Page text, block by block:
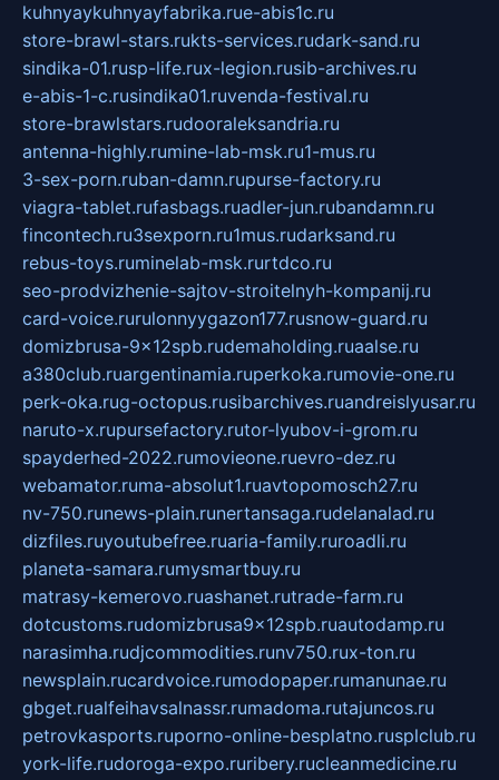
kuhnyaykuhnyayfabrika.rue-abis1c.ru
store-brawl-stars.rukts-services.rudark-sand.ru
sindika-01.rusp-life.rux-legion.rusib-archives.ru
e-abis-1-c.rusindika01.ruvenda-festival.ru
store-brawlstars.rudooraleksandria.ru
antenna-highly.rumine-lab-msk.ru1-mus.ru
3-sex-porn.ruban-damn.rupurse-factory.ru
viagra-tablet.rufasbags.ruadler-jun.rubandamn.ru
fincontech.ru3sexporn.ru1mus.rudarksand.ru
rebus-toys.ruminelab-msk.rurtdco.ru
seo-prodvizhenie-sajtov-stroitelnyh-kompanij.ru
card-voice.rurulonnyygazon177.rusnow-guard.ru
domizbrusa-9x12spb.rudemaholding.ruaalse.ru
a380club.ruargentinamia.ruperkoka.rumovie-one.ru
perk-oka.rug-octopus.rusibarchives.ruandreislyusar.ru
naruto-x.rupursefactory.rutor-lyubov-i-grom.ru
spayderhed-2022.rumovieone.ruevro-dez.ru
webamator.ruma-absolut1.ruavtopomosch27.ru
nv-750.runews-plain.runertansaga.rudelanalad.ru
dizfiles.ruyoutubefree.ruaria-family.ruroadli.ru
planeta-samara.rumysmartbuy.ru
matrasy-kemerovo.ruashanet.rutrade-farm.ru
dotcustoms.rudomizbrusa9x12spb.ruautodamp.ru
narasimha.rudjcommodities.runv750.rux-ton.ru
newsplain.rucardvoice.rumodopaper.rumanunae.ru
gbget.rualfeihavsalnassr.rumadoma.rutajuncos.ru
petrovkasports.ruporno-online-besplatno.rusplclub.ru
york-life.rudoroga-expo.ruribery.rucleanmedicine.ru